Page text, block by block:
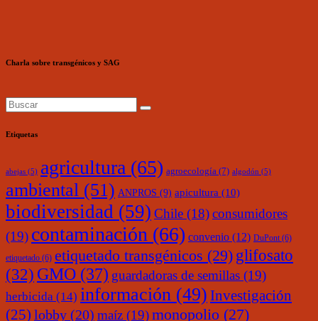
Charla sobre transgénicos y SAG
Etiquetas
abejas (5) agricultura (65) agroecología (7) algodón (5)
ambiental (51) ANPROS (9) apicultura (10)
biodiversidad (59) Chile (18)consumidores
(19) contaminación (66) convenio (12) DuPont (6)
etiquetado (6) etiquetado transgénicos (29) glifosato
(32) GMO (37) guardadoras de semillas (19)
herbicida (14) información (49) Investigación
(25) lobby (20) maíz (19)monopolio (27)